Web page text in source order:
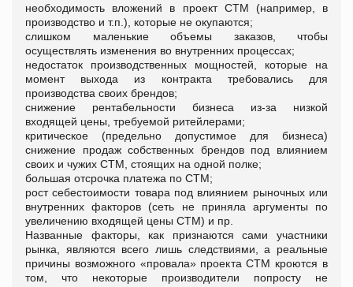
необходимость вложений в проект СТМ (например, в
производство и т.п.), которые не окупаются;
слишком маленькие объемы заказов, чтобы
осуществлять изменения во внутренних процессах;
недостаток производственных мощностей, которые на
момент выхода из контракта требовались для
производства своих брендов;
снижение рентабельности бизнеса из-за низкой
входящей цены, требуемой ритейлерами;
критическое (предельно допустимое для бизнеса)
снижение продаж собственных брендов под влиянием
своих и чужих СТМ, стоящих на одной полке;
большая отсрочка платежа по СТМ;
рост себестоимости товара под влиянием рыночных или
внутренних факторов (сеть не приняла аргументы по
увеличению входящей цены СТМ) и пр.
Названные факторы, как признаются сами участники
рынка, являются всего лишь следствиями, а реальные
причины возможного «провала» проекта СТМ кроются в
том, что некоторые производители попросту не